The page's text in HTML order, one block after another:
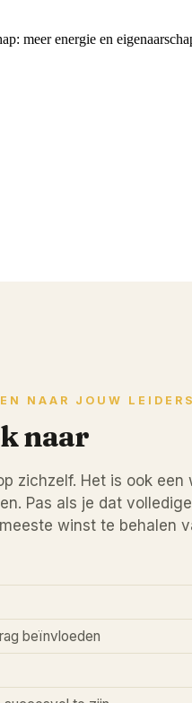
NAAR JOUW
naar
zichzelf. Het is ook een
Pas als je dat
winst te behalen
beïnvloeden